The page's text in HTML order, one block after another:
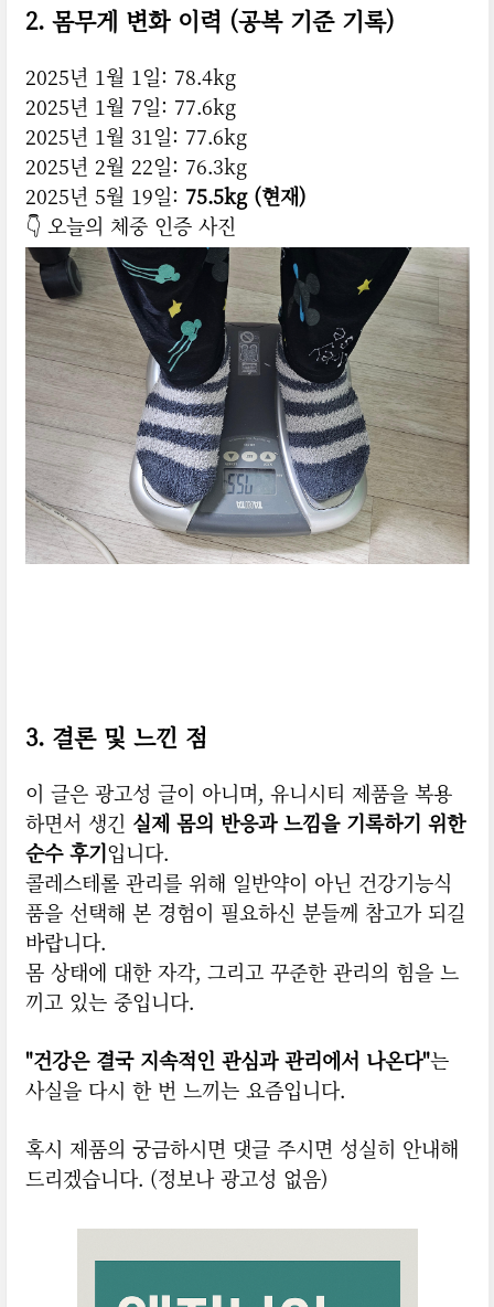
2. 몸무게 변화 이력 (공복 기준 기록)
2025년 1월 1일: 78.4kg
2025년 1월 7일: 77.6kg
2025년 1월 31일: 77.6kg
2025년 2월 22일: 76.3kg
2025년 5월 19일: 75.5kg (현재)
👇 오늘의 체중 인증 사진
3. 결론 및 느낀 점
이 글은 광고성 글이 아니며, 유니시티 제품을 복용
하면서 생긴 실제 몸의 반응과 느낌을 기록하기 위한
순수 후기입니다.
콜레스테롤 관리를 위해 일반약이 아닌 건강기능식
품을 선택해 본 경험이 필요하신 분들께 참고가 되길
바랍니다.
몸 상태에 대한 자각, 그리고 꾸준한 관리의 힘을 느
끼고 있는 중입니다.
"건강은 결국 지속적인 관심과 관리에서 나온다"는
사실을 다시 한 번 느끼는 요즘입니다.
혹시 제품의 궁금하시면 댓글 주시면 성실히 안내해
드리겠습니다. (정보나 광고성 없음)